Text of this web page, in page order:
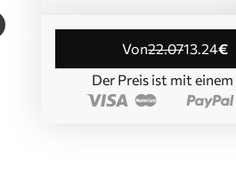
von22.0713 .24€
Der Preis ist mit einem